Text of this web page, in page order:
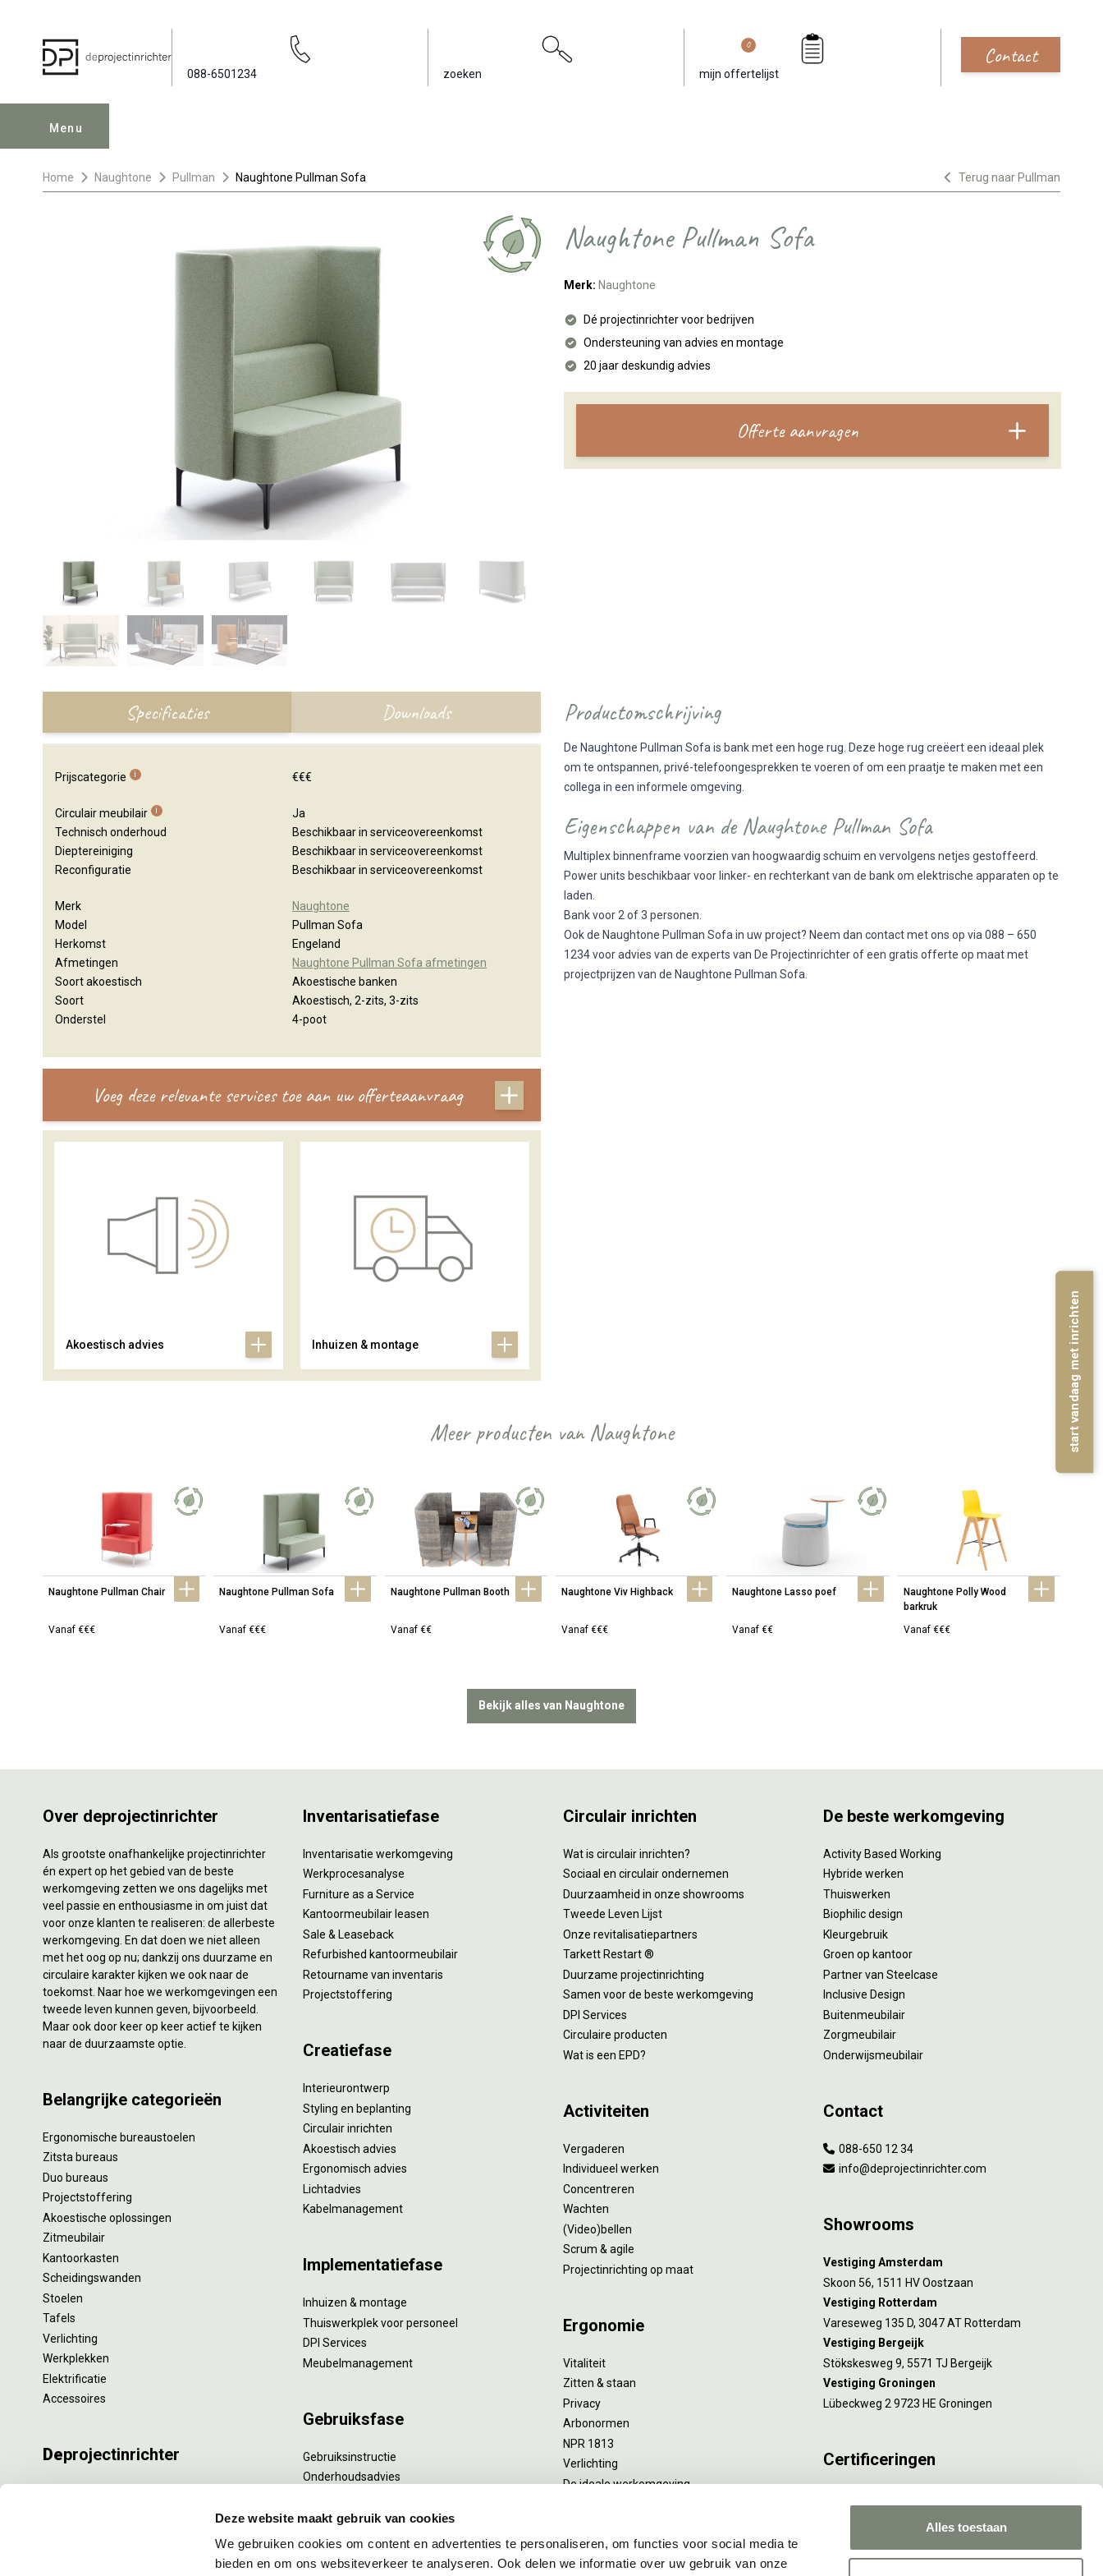
Deze website maakt gebruik van cookies
We gebruiken cookies om content en advertenties te personaliseren, om functies voor social media te
bieden en om ons websiteverkeer te analyseren. Ook delen we informatie over uw gebruik van onze
Alles toestaan
088-6501234 zoeken mijn offertelijst
0 Contact
Menu
Home Naughtone Pullman Naughtone Pullman Sofa Terug naar Pullman
Naughtone Pullman Sofa
Merk: Naughtone
Dé projectinrichter voor bedrijven
Ondersteuning van advies en montage
20 jaar deskundig advies
Offerte aanvragen
Specificaties Downloads
Prijscategorie i €€€
Circulair meubilair i
Ja
Technisch onderhoud
Beschikbaar in serviceovereenkomst
Dieptereiniging
Beschikbaar in serviceovereenkomst
Reconfiguratie
Beschikbaar in serviceovereenkomst
Merk
Naughtone
Model
Pullman Sofa
Herkomst
Engeland
Afmetingen
Naughtone Pullman Sofa afmetingen
Soort akoestisch
Akoestische banken
Soort
Akoestisch, 2-zits, 3-zits
Onderstel
4-poot
Voeg deze relevante services toe aan uw offerteaanvraag
Akoestisch advies Inhuizen & montage
Productomschrijving
De Naughtone Pullman Sofa is bank met een hoge rug. Deze hoge rug creëert een ideaal plek
om te ontspannen, privé-telefoongesprekken te voeren of om een praatje te maken met een
collega in een informele omgeving.
Eigenschappen van de Naughtone Pullman Sofa
Multiplex binnenframe voorzien van hoogwaardig schuim en vervolgens netjes gestoffeerd.
Power units beschikbaar voor linker- en rechterkant van de bank om elektrische apparaten op te
laden.
Bank voor 2 of 3 personen.
Ook de Naughtone Pullman Sofa in uw project? Neem dan contact met ons op via 088 – 650
1234 voor advies van de experts van De Projectinrichter of een gratis offerte op maat met
projectprijzen van de Naughtone Pullman Sofa.
Meer producten van Naughtone
Naughtone Pullman Chair
Vanaf €€€
Naughtone Pullman Sofa
Vanaf €€€
Naughtone Pullman Booth
Vanaf €€
Naughtone Viv Highback
Vanaf €€€
Naughtone Lasso poef
Vanaf €€
Naughtone Polly Wood
barkruk
Vanaf €€€
Bekijk alles van Naughtone
Over deprojectinrichter
Als grootste onafhankelijke projectinrichter
én expert op het gebied van de beste
werkomgeving zetten we ons dagelijks met
veel passie en enthousiasme in om juist dat
voor onze klanten te realiseren: de allerbeste
werkomgeving. En dat doen we niet alleen
met het oog op nu; dankzij ons duurzame en
circulaire karakter kijken we ook naar de
toekomst. Naar hoe we werkomgevingen een
tweede leven kunnen geven, bijvoorbeeld.
Maar ook door keer op keer actief te kijken
naar de duurzaamste optie.
Belangrijke categorieën
Ergonomische bureaustoelen
Zitsta bureaus
Duo bureaus
Projectstoffering
Akoestische oplossingen
Zitmeubilair
Kantoorkasten
Scheidingswanden
Stoelen
Tafels
Verlichting
Werkplekken
Elektrificatie
Accessoires
Deprojectinrichter
Inventarisatiefase
Inventarisatie werkomgeving
Werkprocesanalyse
Furniture as a Service
Kantoormeubilair leasen
Sale & Leaseback
Refurbished kantoormeubilair
Retourname van inventaris
Projectstoffering
Creatiefase
Interieurontwerp
Styling en beplanting
Circulair inrichten
Akoestisch advies
Ergonomisch advies
Lichtadvies
Kabelmanagement
Implementatiefase
Inhuizen & montage
Thuiswerkplek voor personeel
DPI Services
Meubelmanagement
Gebruiksfase
Gebruiksinstructie
Onderhoudsadvies
Specialistische reiniging
Refurbishment
Interne verhuizing
Circulair inrichten
Wat is circulair inrichten?
Sociaal en circulair ondernemen
Duurzaamheid in onze showrooms
Tweede Leven Lijst
Onze revitalisatiepartners
Tarkett Restart ®
Duurzame projectinrichting
Samen voor de beste werkomgeving
DPI Services
Circulaire producten
Wat is een EPD?
Activiteiten
Vergaderen
Individueel werken
Concentreren
Wachten
(Video)bellen
Scrum & agile
Projectinrichting op maat
Ergonomie
Vitaliteit
Zitten & staan
Privacy
Arbonormen
NPR 1813
Verlichting
De ideale werkomgeving
De beste werkomgeving
Activity Based Working
Hybride werken
Thuiswerken
Biophilic design
Kleurgebruik
Groen op kantoor
Partner van Steelcase
Inclusive Design
Buitenmeubilair
Zorgmeubilair
Onderwijsmeubilair
Contact
088-650 12 34
info@deprojectinrichter.com
Showrooms
Vestiging Amsterdam
Skoon 56, 1511 HV Oostzaan
Vestiging Rotterdam
Vareseweg 135 D, 3047 AT Rotterdam
Vestiging Bergeijk
Stökskesweg 9, 5571 TJ Bergeijk
Vestiging Groningen
Lübeckweg 2 9723 HE Groningen
Certificeringen
Rotterdam en Culemborg.
start vandaag met inrichten